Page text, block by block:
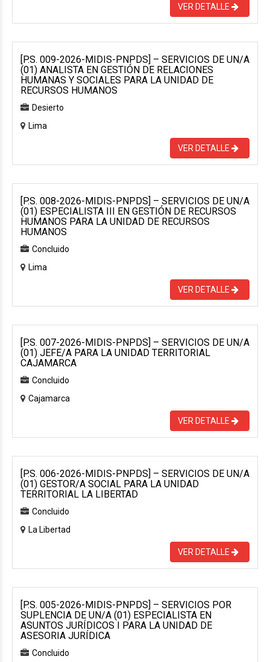
VER DETALLE
[P.S. 009-2026-MIDIS-PNPDS] – SERVICIOS DE UN/A
(01) ANALISTA EN GESTIÓN DE RELACIONES
HUMANAS Y SOCIALES PARA LA UNIDAD DE
RECURSOS HUMANOS
Desierto
Lima
VER DETALLE
[P.S. 008-2026-MIDIS-PNPDS] – SERVICIOS DE UN/A
(01) ESPECIALISTA III EN GESTIÓN DE RECURSOS
HUMANOS PARA LA UNIDAD DE RECURSOS
HUMANOS
Concluido
Lima
VER DETALLE
[P.S. 007-2026-MIDIS-PNPDS] – SERVICIOS DE UN/A
(01) JEFE/A PARA LA UNIDAD TERRITORIAL
CAJAMARCA
Concluido
Cajamarca
VER DETALLE
[P.S. 006-2026-MIDIS-PNPDS] – SERVICIOS DE UN/A
(01) GESTOR/A SOCIAL PARA LA UNIDAD
TERRITORIAL LA LIBERTAD
Concluido
La Libertad
VER DETALLE
[P.S. 005-2026-MIDIS-PNPDS] – SERVICIOS POR
SUPLENCIA DE UN/A (01) ESPECIALISTA EN
ASUNTOS JURÍDICOS I PARA LA UNIDAD DE
ASESORIA JURÍDICA
Concluido